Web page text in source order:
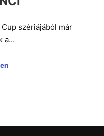
szériájából már
a…